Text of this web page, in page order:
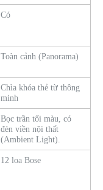
Có
Toàn cảnh (Panorama)
Chìa khóa thẻ từ thông
minh
Bọc trần tối màu, có
đèn viền nội thất
(Ambient Light).
12 loa Bose